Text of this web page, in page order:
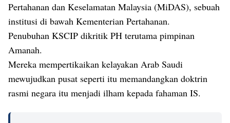
Pertahanan dan Keselamatan Malaysia (MiDAS), sebuah
institusi di bawah Kementerian Pertahanan.
Penubuhan KSCIP dikritik PH terutama pimpinan
Amanah.
Mereka mempertikaikan kelayakan Arab Saudi
mewujudkan pusat seperti itu memandangkan doktrin
rasmi negara itu menjadi ilham kepada fahaman IS.